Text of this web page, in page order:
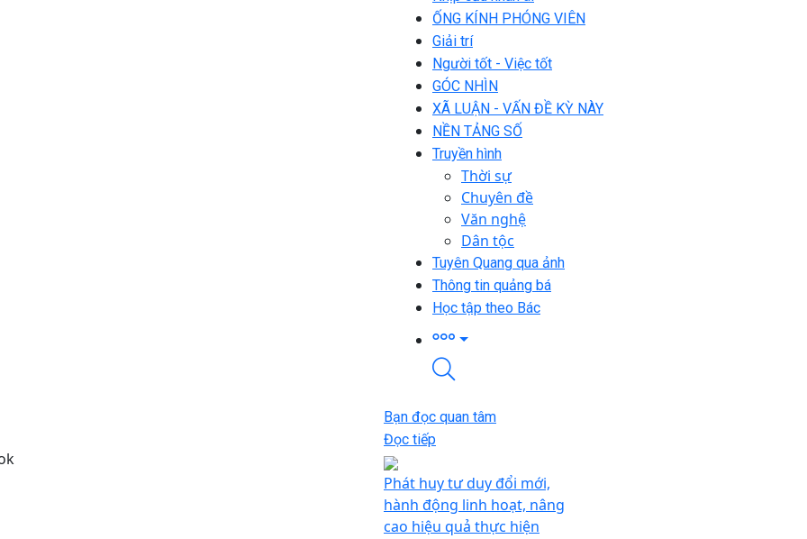
ỐNG KÍNH PHÓNG VIÊN
Giải trí
Người tốt - Việc tốt
GÓC NHÌN
XÃ LUẬN - VẤN ĐỀ KỲ NÀY
NỀN TẢNG SỐ
Truyền hình
Thời sự
Chuyên đề
Văn nghệ
Dân tộc
Tuyên Quang qua ảnh
Thông tin quảng bá
Học tập theo Bác
Bạn đọc quan tâm
Đọc tiếp
Phát huy tư duy đổi mới,
hành động linh hoạt, nâng
cao hiệu quả thực hiện